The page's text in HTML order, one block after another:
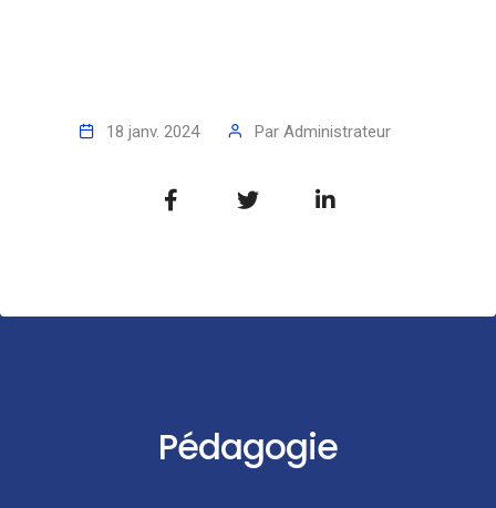
18 janv. 2024 Par Administrateur
Pédagogie